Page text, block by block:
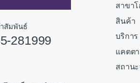
สัมพันธ์
281999
สาขา
สินค้า
บริการ
แคตต
สถาน